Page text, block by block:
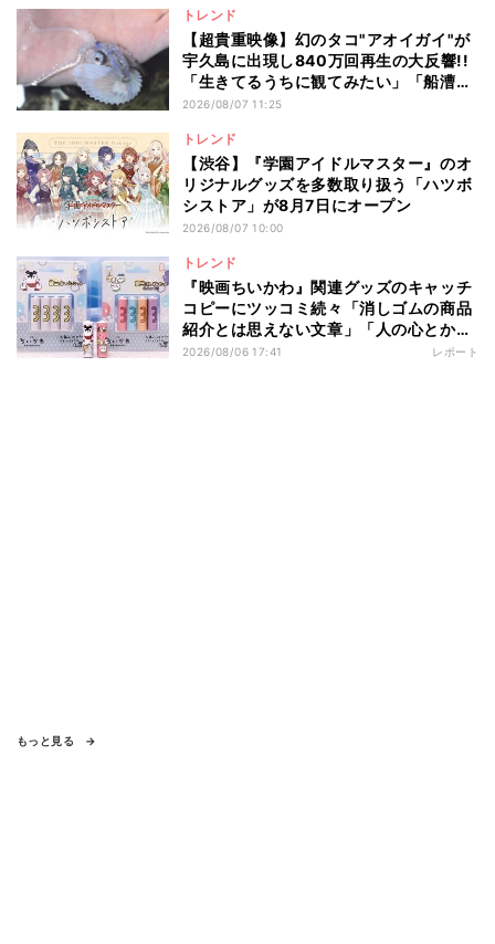
トレンド
【超貴重映像】幻のタコ"アオイガイ"が
宇久島に出現し840万回再生の大反響!!
「生きてるうちに観てみたい」「船漕い
でるみたいなの可愛い」
2026/08/07 11:25
トレンド
【渋谷】『学園アイドルマスター』のオ
リジナルグッズを多数取り扱う「ハツボ
シストア」が8月7日にオープン
2026/08/07 10:00
トレンド
『映画ちいかわ』関連グッズのキャッチ
コピーにツッコミ続々「消しゴムの商品
紹介とは思えない文章」「人の心とかな
いんか」
2026/08/06 17:41 レポート
もっと見る